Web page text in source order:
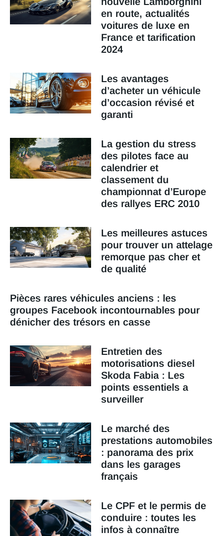
en route, actualités
voitures de luxe en
France et tarification
2024
Les avantages
d’acheter un véhicule
d’occasion révisé et
garanti
La gestion du stress
des pilotes face au
calendrier et
classement du
championnat d’Europe
des rallyes ERC 2010
Les meilleures astuces
pour trouver un attelage
remorque pas cher et
de qualité
Pièces rares véhicules anciens : les
groupes Facebook incontournables pour
dénicher des trésors en casse
Entretien des
motorisations diesel
Skoda Fabia : Les
points essentiels a
surveiller
Le marché des
prestations automobiles
: panorama des prix
dans les garages
français
Le CPF et le permis de
conduire : toutes les
infos à connaître